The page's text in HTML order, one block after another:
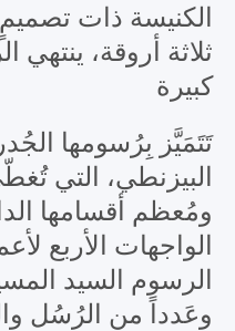
الكنيسة ذات
ثلاثة أروقة،
كبيرة
تَتَمَيَّز بِرُسومها
البيزنطي، التي
ومُعظم أقسامها
الواجهات الأربع
الرسوم السيد
وعَدداً من الرُسُل